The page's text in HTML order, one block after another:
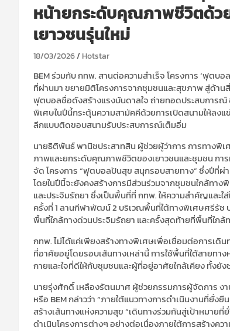
หน้ายกระดับคุณภาพชีวิตด้ว
เยาวชนรุ่นใหม่
18/03/2026 Hotstar
BEM ร่วมกับ กทพ. สานต่อความสำเร็จ โครงการ ‘ฟุต
ที่ผ่านมา ขยายมิติโครงการจากชุมชนและสุขภาพ สู่ด้าน
ฟุตบอลชื่อดังสร้างแรงบันดาลใจ ถ่ายทอดประสบการณ์
พิเศษในปีนี้กระตุ้นความสามัคคีด้วยการเปิดสนามให้ลง
ลีกแบบติดขอบสนามรับประสบการณ์เต็มอิ่ม
นายธิติพันธ์ พานิชประสาทสิน ผู้ช่วยผู้ว่าการ การทางพิเ
ภาพและยกระดับคุณภาพชีวิตของเยาวชนและชุมชน การ
จัด โครงการ “ฟุตบอลปันสุข สนุกรอบสายทาง” ซึ่งปีที่ผ่
โดยในปีนี้จะยังคงสร้างการมีส่วนร่วมจากชุมชนใกล้ทา
และประจิมรัถยา ซึ่งเป็นพื้นที่ที่ กทพ. ให้ความสำคัญและ
ครั้งที่ 1 ลานกีฬาพัฒน์ 2 บริเวณพื้นที่ใต้ทางพิเศษศรีรัช
พื้นที่ใกล้ทางด่วนประจิมรัถยา และครั้งสุดท้ายที่พื้นที่ใก
กทพ. ไม่ได้แค่เพียงสร้างทางพิเศษเพื่อเชื่อมต่อการเดิน
ที่อาศัยอยู่โดยรอบเส้นทางเหล่านี้ การใช้พื้นที่ใต้สายทา
กายและใจที่ดีให้กับชุมชนและผู้ที่อยู่อาศัยใกล้เคียง ทั้งยั
นายรุ่งศักดิ์ เหลืองรัตนมาศ ผู้ช่วยกรรมการผู้จัดการ ง
หรือ BEM กล่าวว่า “ภายใต้แนวทางการดำเนินงานที่ยั่
สร้างเส้นทางแห่งความสุข “เดินทางร่วมกันสู่เป้าหมาย
ดำเนินโครงการต่างๆ อย่างต่อเนื่องภายใต้การสร้างค